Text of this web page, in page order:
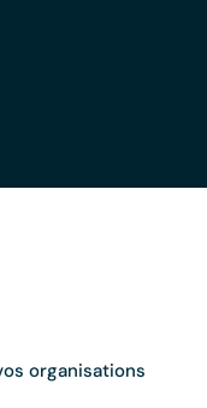
organisations